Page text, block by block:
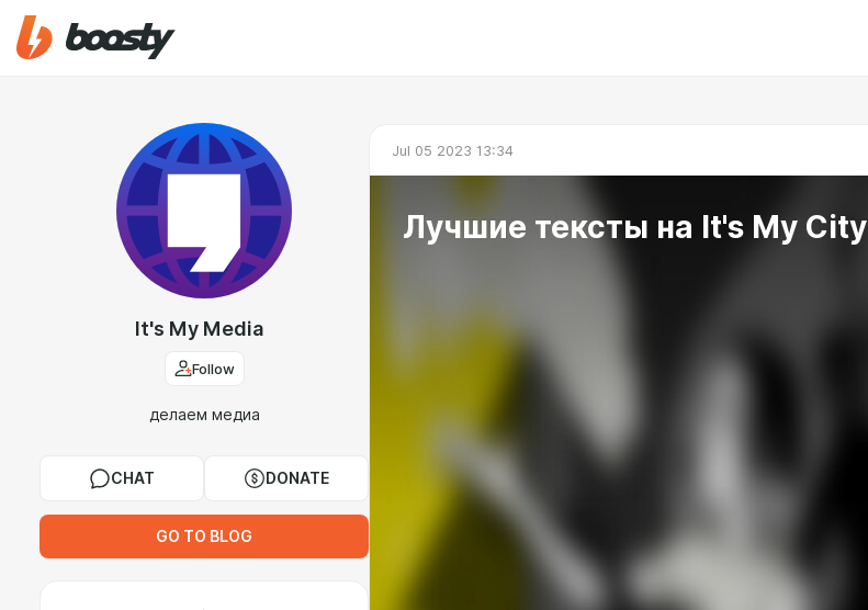
It's My Media
Follow
делаем медиа
CHAT DONATE
GO TO BLOG
Jul 05 2023 13:34
Лучшие тексты на It's My City